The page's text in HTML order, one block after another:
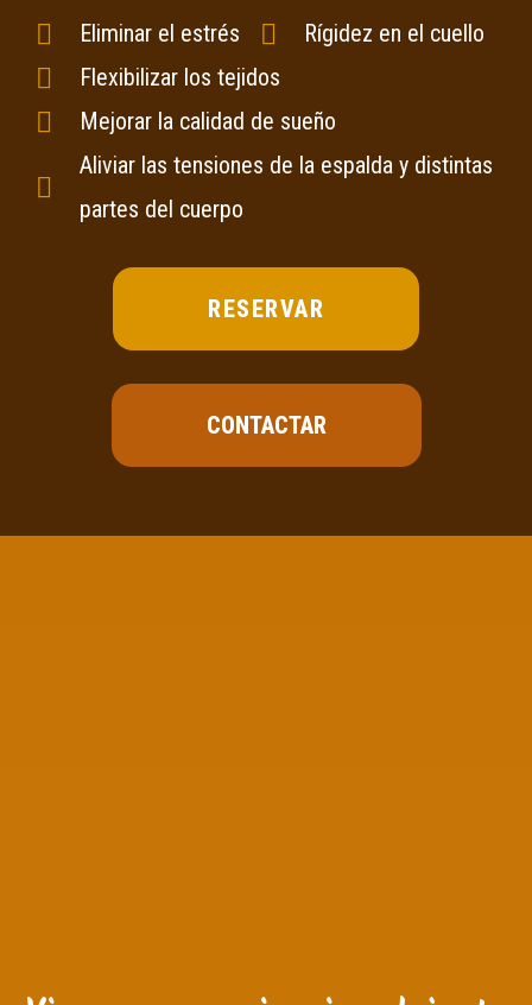
Eliminar el estrés
Rígidez en el cuello
Flexibilizar los tejidos
Mejorar la calidad de sueño
Aliviar las tensiones de la espalda y distintas
partes del cuerpo
RESERVAR
CONTACTAR